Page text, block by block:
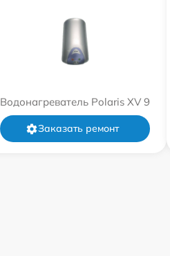
Водонагреватель Polaris XV 9
Заказать ремонт